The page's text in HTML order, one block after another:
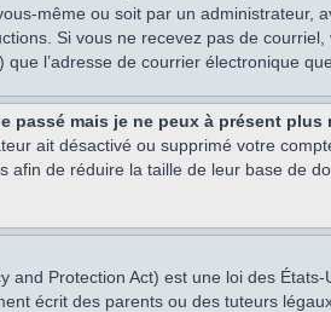
même ou soit par un administrateur,
Si vous ne recevez pas de
l’adresse de courrier électronique
passé mais je ne peux à présent plus
ait désactivé ou supprimé votre
afin de réduire la taille de leur base de
and Protection Act) est une loi des
écrit des parents ou des tuteurs